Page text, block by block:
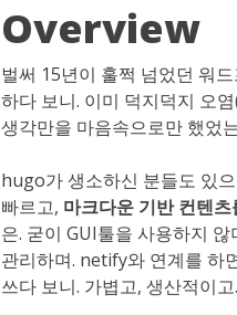
Overview
벌써 15년이 훌쩍 넘었던 워
하다 보니. 이미 덕지덕지 오
생각만을 마음속으로만 했었
hugo가 생소하신 분들도 있
빠르고, 마크다운 기반 컨텐
은. 굳이 GUI툴을 사용하지
관리하며. netify와 연계를 하
쓰다 보니. 가볍고, 생산적이